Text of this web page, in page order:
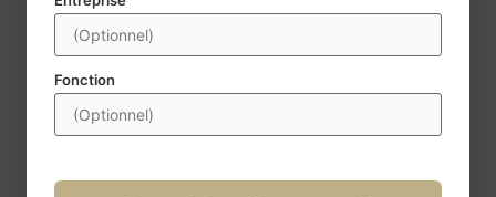
Interrogez-nous sur
cette opportunité.
Fonction